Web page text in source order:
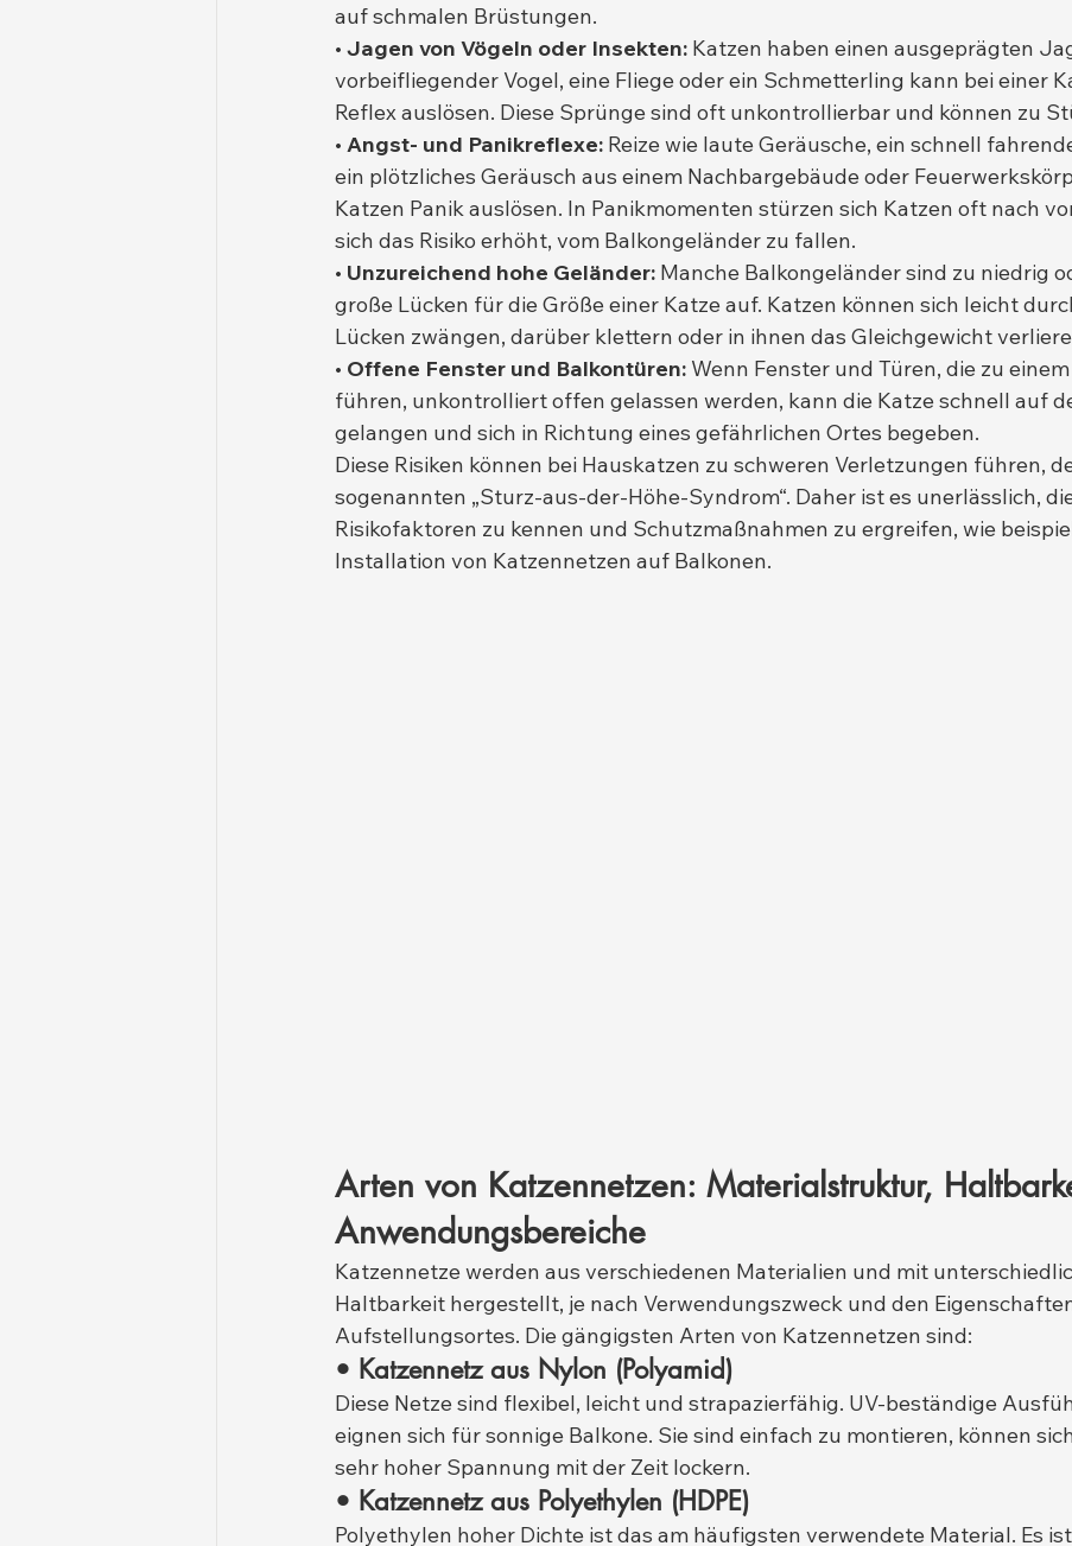
auf schmalen Brüstungen.
• Jagen von Vögeln oder Insekten: Katzen haben einen ausgeprägten
vorbeifliegender Vogel, eine Fliege oder ein Schmetterling kann bei einer
Reflex auslösen. Diese Sprünge sind oft unkontrollierbar und können zu
• Angst- und Panikreflexe: Reize wie laute Geräusche, ein schnell
ein plötzliches Geräusch aus einem Nachbargebäude oder
Katzen Panik auslösen. In Panikmomenten stürzen sich Katzen oft nach
sich das Risiko erhöht, vom Balkongeländer zu fallen.
• Unzureichend hohe Geländer: Manche Balkongeländer sind zu niedrig
große Lücken für die Größe einer Katze auf. Katzen können sich leicht
Lücken zwängen, darüber klettern oder in ihnen das Gleichgewicht
• Offene Fenster und Balkontüren: Wenn Fenster und Türen, die zu
führen, unkontrolliert offen gelassen werden, kann die Katze schnell auf
gelangen und sich in Richtung eines gefährlichen Ortes begeben.
Diese Risiken können bei Hauskatzen zu schweren Verletzungen führen,
sogenannten „Sturz-aus-der-Höhe-Syndrom“. Daher ist es unerlässlich,
Risikofaktoren zu kennen und Schutzmaßnahmen zu ergreifen, wie
Installation von Katzennetzen auf Balkonen.
Arten von Katzennetzen: Materialstruktur,
Anwendungsbereiche
Katzennetze werden aus verschiedenen Materialien und mit
Haltbarkeit hergestellt, je nach Verwendungszweck und den
Aufstellungsortes. Die gängigsten Arten von Katzennetzen sind:
• Katzennetz aus Nylon (Polyamid)
Diese Netze sind flexibel, leicht und strapazierfähig. UV-beständige
eignen sich für sonnige Balkone. Sie sind einfach zu montieren, können
sehr hoher Spannung mit der Zeit lockern.
• Katzennetz aus Polyethylen (HDPE)
Polyethylen hoher Dichte ist das am häufigsten verwendete Material. Es